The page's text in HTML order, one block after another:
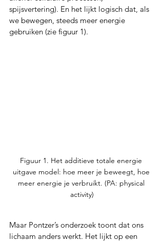
spijsvertering). En het lijkt logisch dat, als
we bewegen, steeds meer energie
gebruiken (zie figuur 1).
Figuur 1. Het additieve totale energie
uitgave model: hoe meer je beweegt, hoe
meer energie je verbruikt. (PA: physical
activity)
Maar Pontzer’s onderzoek toont dat ons
lichaam anders werkt. Het lijkt op een